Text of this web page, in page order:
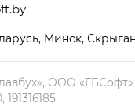
Минск,
ООО «ГБСофт»